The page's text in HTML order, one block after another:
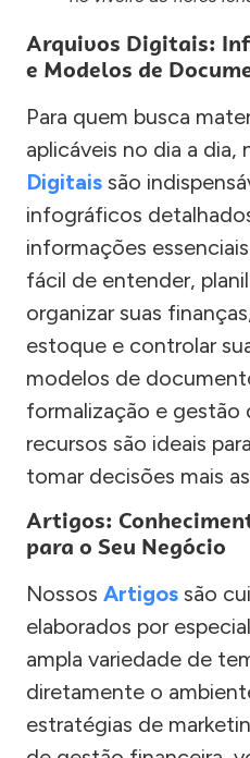
Arquivos Digitais:
e Modelos de
Para quem busca
aplicáveis no dia a dia,
Digitais são
infográficos
informações
fácil de entender,
organizar suas
estoque e controlar
modelos de
formalização e gestão
recursos são ideais
tomar decisões mais
Artigos:
para o Seu Negócio
Nossos Artigos são
elaborados por
ampla variedade de
diretamente o
estratégias de